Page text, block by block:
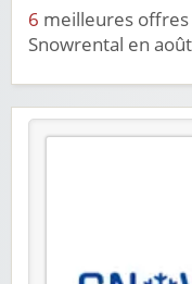
6 meilleures
Snowrental en